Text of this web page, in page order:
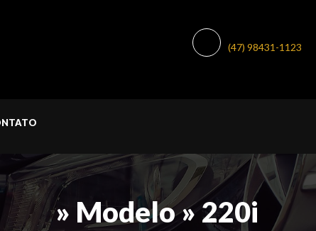
(47) 98431-1123
» Modelo » 220i